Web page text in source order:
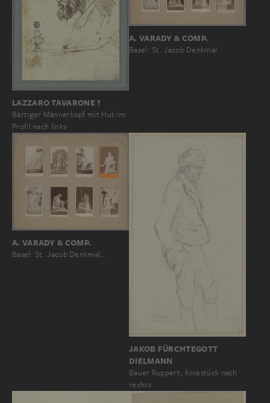
LAZZARO TAVARONE ?
Bärtiger Männerkopf mit Hut im
Profil nach links
A. VARADY & COMP.
Basel: St. Jacob Denkmal
A. VARADY & COMP.
Basel: St. Jacob Denkmal…
JAKOB FÜRCHTEGOTT
DIELMANN
Bauer Ruppert, Kniestück nach
rechts